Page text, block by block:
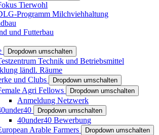
Tierwohl
Programm Milchviehhaltung
und Futterbau
Dropdown umschalten
Technik und Betriebsmittel
ländl. Räume
und Clubs
Dropdown umschalten
Agri Fellows Dropdown umschalten
Anmeldung Netzwerk
Dropdown umschalten
40under40 Bewerbung
Arable Farmers
Dropdown umschalten